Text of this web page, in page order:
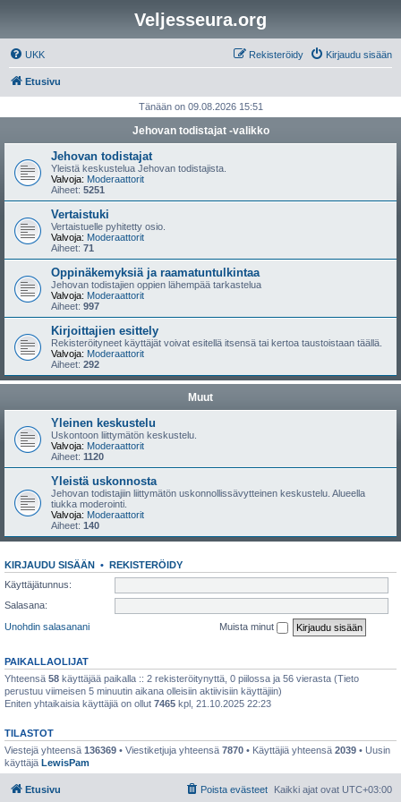
Veljesseura.org
UKK Kirjaudu sisään
Rekisteröidy
Etusivu
Tänään on 09.08.2026 15:51
Jehovan todistajat -valikko
Jehovan todistajat
Yleistä keskustelua Jehovan todistajista.
Valvoja: Moderaattorit
Aiheet: 5251
Vertaistuki
Vertaistuelle pyhitetty osio.
Valvoja: Moderaattorit
Aiheet: 71
Oppinäkemyksiä ja raamatuntulkintaa
Jehovan todistajien oppien lähempää tarkastelua
Valvoja: Moderaattorit
Aiheet: 997
Kirjoittajien esittely
Rekisteröityneet käyttäjät voivat esitellä itsensä tai kertoa taustoistaan täällä.
Valvoja: Moderaattorit
Aiheet: 292
Muut
Yleinen keskustelu
Uskontoon liittymätön keskustelu.
Valvoja: Moderaattorit
Aiheet: 1120
Yleistä uskonnosta
Jehovan todistajiin liittymätön uskonnollissävytteinen keskustelu. Alueella
tiukka moderointi.
Valvoja: Moderaattorit
Aiheet: 140
KIRJAUDU SISÄÄN • REKISTERÖIDY
Käyttäjätunnus:
Salasana:
Unohdin salasanani
Muista minut
PAIKALLAOLIJAT
Yhteensä 58 käyttäjää paikalla :: 2 rekisteröitynyttä, 0 piilossa ja 56 vierasta (Tieto
perustuu viimeisen 5 minuutin aikana olleisiin aktiivisiin käyttäjiin)
Eniten yhtaikaisia käyttäjiä on ollut 7465 kpl, 21.10.2025 22:23
TILASTOT
Viestejä yhteensä 136369 • Viestiketjuja yhteensä 7870 • Käyttäjiä yhteensä 2039 • Uusin
käyttäjä LewisPam
Etusivu Kaikki ajat ovat UTC+03:00
Poista evästeet